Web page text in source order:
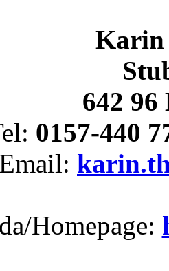
Karin
642
0157-440
Email:
Homepage: